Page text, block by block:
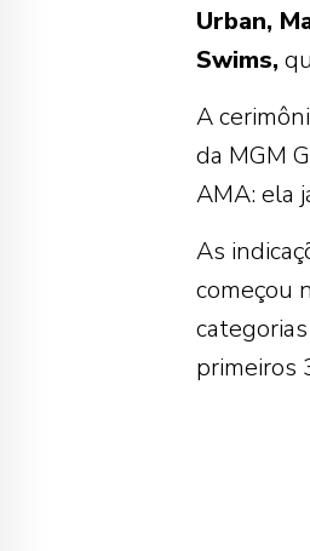
Urban,
Swims,
A
da MGM
AMA: ela
As
começou
primeiros